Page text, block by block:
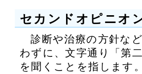
セカンドオピニオ
診断や治療の方針な
わずに、文字通り「第
を聞くことを指します